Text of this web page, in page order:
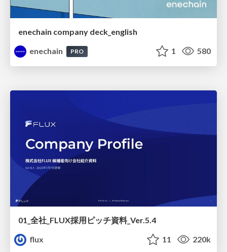
enechain company deck_english
enechain
PRO 1 580
01_全社_FLUX採用ピッチ資料_Ver.5.4
flux
11 220k